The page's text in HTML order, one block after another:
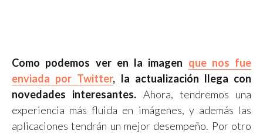
Como podemos ver en la imagen que nos fue
enviada por Twitter, la actualización llega con
novedades interesantes. Ahora, tendremos una
experiencia más fluida en imágenes, y además las
aplicaciones tendrán un mejor desempeño. Por otro